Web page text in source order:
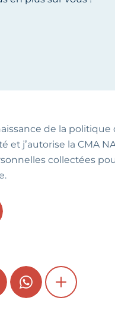
de la politique
et j’autorise la CMA
collectées
WHATSAPPSHOW MORE